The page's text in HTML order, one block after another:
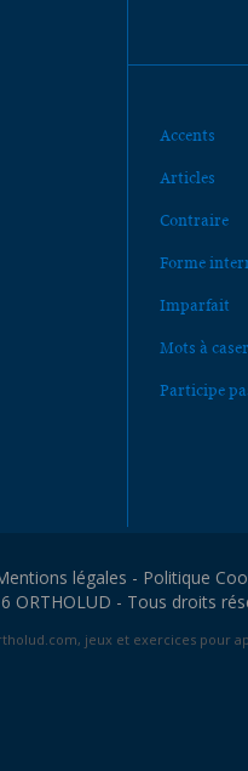
Accents
Articles
Contraire
Forme
Imparfait
Mots à caser
Participe
légales - Politique
ORTHOLUD - Tous droits
jeux et exercices pour